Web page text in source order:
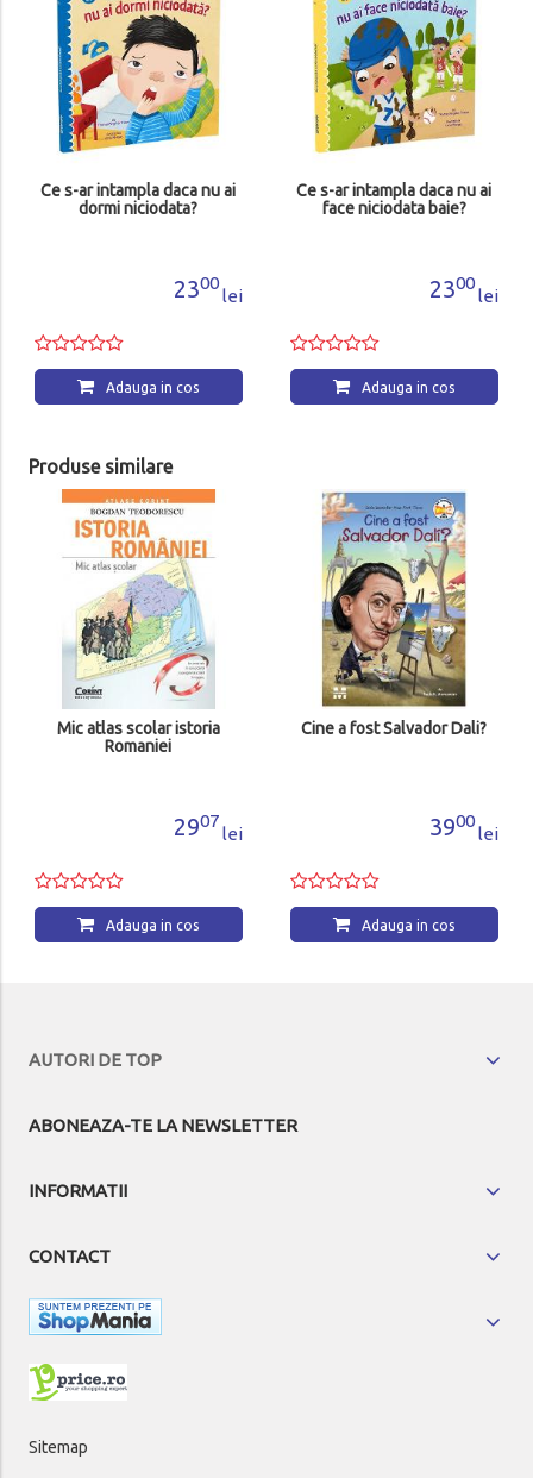
daca nu ai
niciodata?
in cos
Ce s-ar intampla daca nu ai
face niciodata baie?
Adauga in cos
Produse similare
Mic atlas scolar istoria
Romaniei
2907
lei
Adauga in cos
Cine a fost Salvador Dali?
3900
lei
Adauga in cos
AUTORI DE TOP
ABONEAZA-TE LA NEWSLETTER
INFORMATII
CONTACT
Sitemap